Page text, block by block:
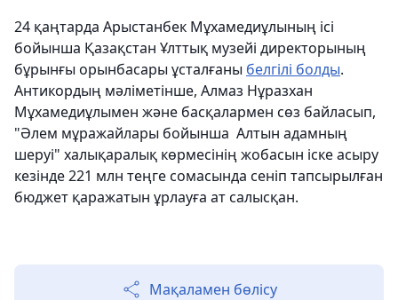
24 қаңтарда Арыстанбек Мұхамедиұлының ісі
бойынша Қазақстан Ұлттық музейі директорының
бұрынғы орынбасары ұсталғаны белгілі болды.
Антикордың мәліметінше, Алмаз Нұразхан
Мұхамедиұлымен және басқалармен сөз байласып,
"Әлем мұражайлары бойынша Алтын адамның
шеруі" халықаралық көрмесінің жобасын іске асыру
кезінде 221 млн теңге сомасында сеніп тапсырылған
бюджет қаражатын ұрлауға ат салысқан.
Мақаламен бөлісу